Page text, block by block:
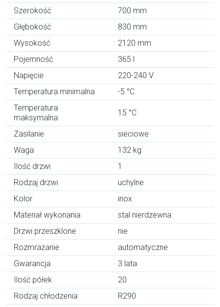
Szerokość
700 mm
Głębokość
830 mm
Wysokość
2120 mm
Pojemność
365 l
Napięcie
220-240 V
Temperatura minimalna
-5 °C
Temperatura
maksymalna
15 °C
Zasilanie
sieciowe
Waga
132 kg
Ilość drzwi
1
Rodzaj drzwi
uchylne
Kolor
inox
Materiał wykonania
stal nierdzewna
Drzwi przeszklone
nie
Rozmrażanie
automatyczne
Gwarancja
3 lata
Ilość półek
20
Rodzaj chłodzenia
R290